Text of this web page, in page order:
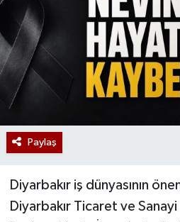
Paylaş
Diyarbakır iş dünyasının
Diyarbakır Ticaret ve